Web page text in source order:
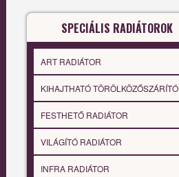
SPECIÁLIS RADIÁTOROK
ART RADIÁTOR
KIHAJTHATÓ TÖRÖLKÖZŐSZÁRÍTÓ
FESTHETŐ RADIÁTOR
VILÁGÍTÓ RADIÁTOR
INFRA RADIÁTOR